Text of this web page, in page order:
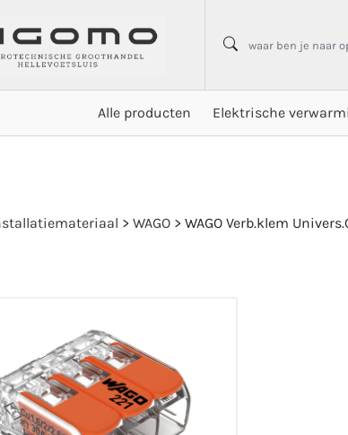
Alle producten Elektrische
> WAGO > WAGO Verb.klem